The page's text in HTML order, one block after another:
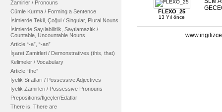
Zamirler / Pronouns
Cümle Kurma / Forming a Sentence
İsimlerde Tekil, Çoğul / Singular, Plural Nouns
İsimlerde Sayılabilirlik, Sayılamazlık /
Countable, Uncountable Nouns
Article “-a”, “-an”
İşaret Zamirleri / Demonstratives (this, that)
Kelimeler / Vocabulary
Article “the”
İyelik Sıfatları / Possessive Adjectives
İyelik Zamirleri / Possessive Pronouns
Prepositions/İlgeçler/Edatlar
There is, There are
FLEXO_25
13 Yıl önce